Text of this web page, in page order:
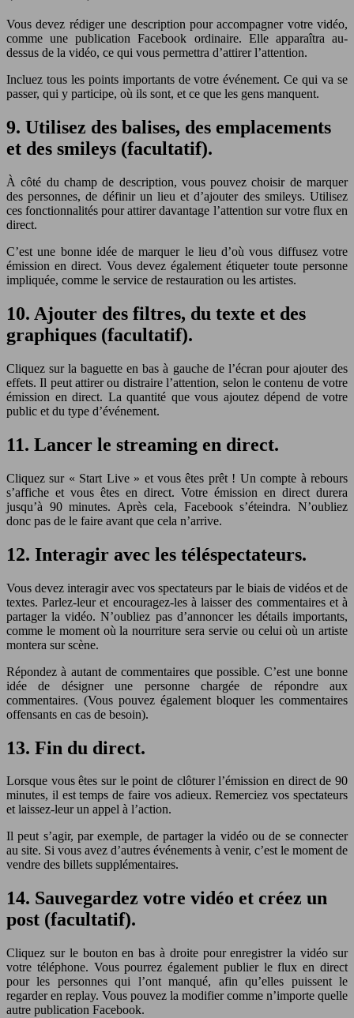
Vous devez rédiger une description pour accompagner votre vidéo,
comme une publication Facebook ordinaire. Elle apparaîtra au-
dessus de la vidéo, ce qui vous permettra d’attirer l’attention.
Incluez tous les points importants de votre événement. Ce qui va se
passer, qui y participe, où ils sont, et ce que les gens manquent.
9. Utilisez des balises, des emplacements
et des smileys (facultatif).
À côté du champ de description, vous pouvez choisir de marquer
des personnes, de définir un lieu et d’ajouter des smileys. Utilisez
ces fonctionnalités pour attirer davantage l’attention sur votre flux en
direct.
C’est une bonne idée de marquer le lieu d’où vous diffusez votre
émission en direct. Vous devez également étiqueter toute personne
impliquée, comme le service de restauration ou les artistes.
10. Ajouter des filtres, du texte et des
graphiques (facultatif).
Cliquez sur la baguette en bas à gauche de l’écran pour ajouter des
effets. Il peut attirer ou distraire l’attention, selon le contenu de votre
émission en direct. La quantité que vous ajoutez dépend de votre
public et du type d’événement.
11. Lancer le streaming en direct.
Cliquez sur « Start Live » et vous êtes prêt ! Un compte à rebours
s’affiche et vous êtes en direct. Votre émission en direct durera
jusqu’à 90 minutes. Après cela, Facebook s’éteindra. N’oubliez
donc pas de le faire avant que cela n’arrive.
12. Interagir avec les téléspectateurs.
Vous devez interagir avec vos spectateurs par le biais de vidéos et de
textes. Parlez-leur et encouragez-les à laisser des commentaires et à
partager la vidéo. N’oubliez pas d’annoncer les détails importants,
comme le moment où la nourriture sera servie ou celui où un artiste
montera sur scène.
Répondez à autant de commentaires que possible. C’est une bonne
idée de désigner une personne chargée de répondre aux
commentaires. (Vous pouvez également bloquer les commentaires
offensants en cas de besoin).
13. Fin du direct.
Lorsque vous êtes sur le point de clôturer l’émission en direct de 90
minutes, il est temps de faire vos adieux. Remerciez vos spectateurs
et laissez-leur un appel à l’action.
Il peut s’agir, par exemple, de partager la vidéo ou de se connecter
au site. Si vous avez d’autres événements à venir, c’est le moment de
vendre des billets supplémentaires.
14. Sauvegardez votre vidéo et créez un
post (facultatif).
Cliquez sur le bouton en bas à droite pour enregistrer la vidéo sur
votre téléphone. Vous pourrez également publier le flux en direct
pour les personnes qui l’ont manqué, afin qu’elles puissent le
regarder en replay. Vous pouvez la modifier comme n’importe quelle
autre publication Facebook.